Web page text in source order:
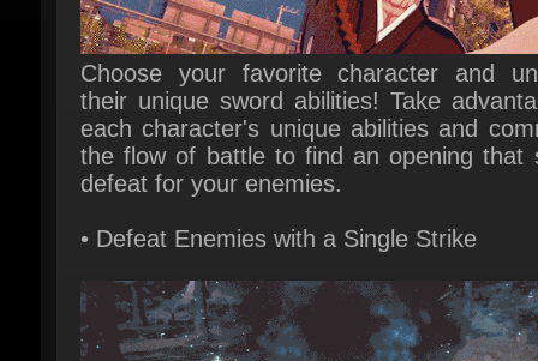
their unique sword abilities! Take
each character's unique abilities and
the flow of battle to find an opening that
defeat for your enemies.
• Defeat Enemies with a Single Strike